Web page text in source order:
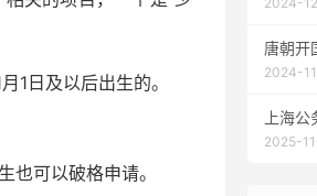
1日及以后出生的。
可以破格申请。
唐朝开
2024-
上海
2025-